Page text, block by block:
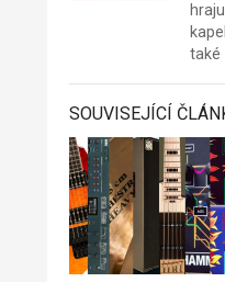
také
SOUVISEJÍCÍ